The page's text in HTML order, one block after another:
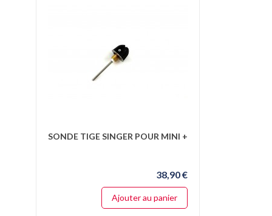
SONDE TIGE SINGER POUR MINI +
38,90 €
Ajouter au panier